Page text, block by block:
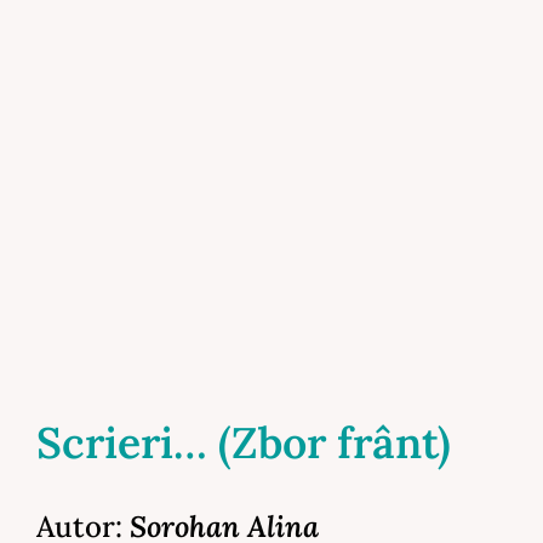
Scrieri… (Zbor frânt)
Autor: Sorohan Alina